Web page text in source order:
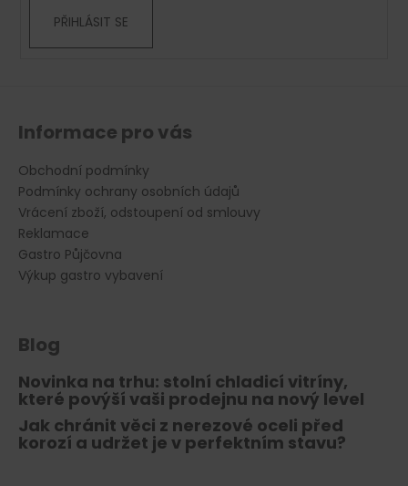
PŘIHLÁSIT SE
Informace pro vás
Obchodní podmínky
Podmínky ochrany osobních údajů
Vrácení zboží, odstoupení od smlouvy
Reklamace
Gastro Půjčovna
Výkup gastro vybavení
Blog
Novinka na trhu: stolní chladicí vitríny,
které povýší vaši prodejnu na nový level
Jak chránit věci z nerezové oceli před
korozí a udržet je v perfektním stavu?